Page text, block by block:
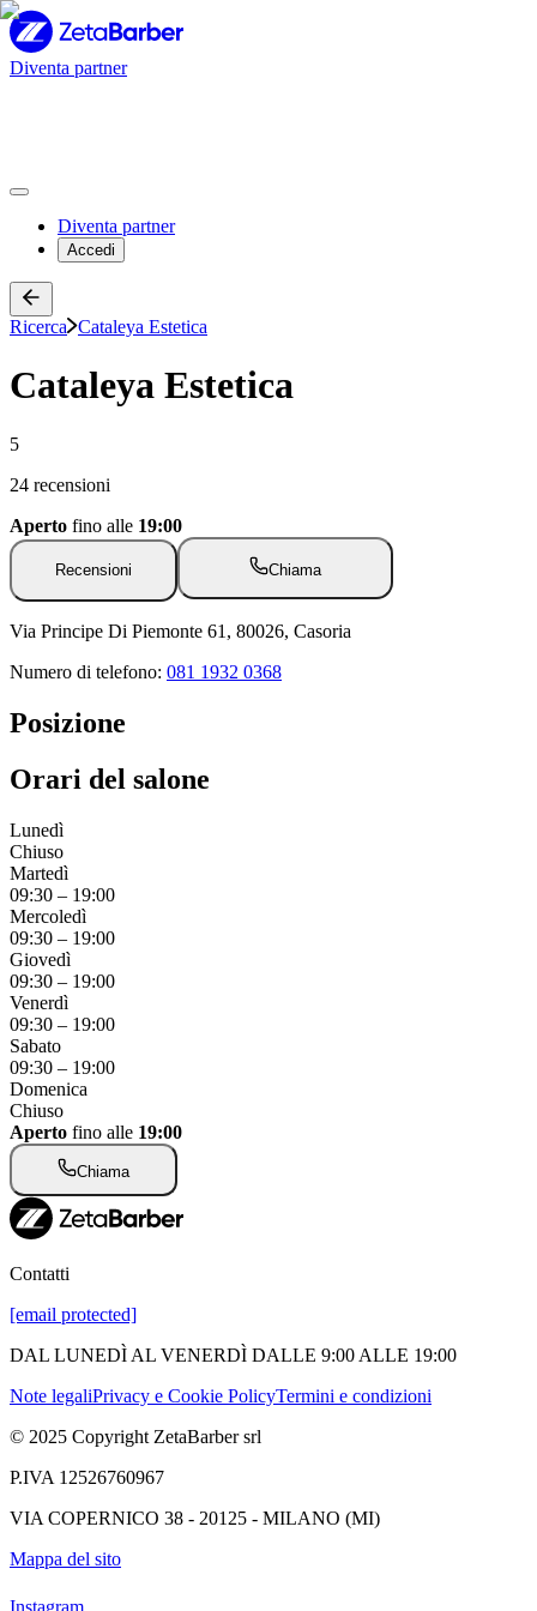
Diventa partner
Diventa partner
Accedi
Ricerca Cataleya Estetica
Cataleya Estetica
5
24 recensioni
Aperto fino alle 19:00
Recensioni Chiama
Via Principe Di Piemonte 61, 80026, Casoria
Numero di telefono: 081 1932 0368
Posizione
Orari del salone
Lunedì
Chiuso
Martedì
09:30 – 19:00
Mercoledì
09:30 – 19:00
Giovedì
09:30 – 19:00
Venerdì
09:30 – 19:00
Sabato
09:30 – 19:00
Domenica
Chiuso
Aperto fino alle 19:00
Chiama
Contatti
[email protected]
DAL LUNEDÌ AL VENERDÌ DALLE 9:00 ALLE 19:00
Note legaliPrivacy e Cookie PolicyTermini e condizioni
© 2025 Copyright ZetaBarber srl
P.IVA 12526760967
VIA COPERNICO 38 - 20125 - MILANO (MI)
Mappa del sito
Instagram